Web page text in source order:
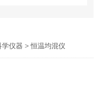
学仪器 >恒温均混仪